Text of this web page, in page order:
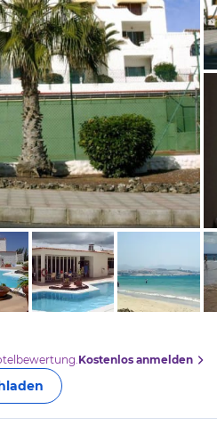
Kostenlos anmelden